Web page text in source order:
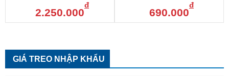
2.250.000
đ
690.000
đ
GIÁ TREO NHẬP KHẨU